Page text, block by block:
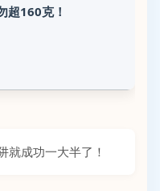
超160克！
就成功一大半了！